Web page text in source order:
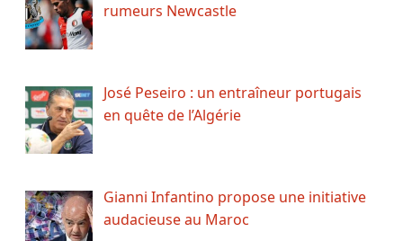
rumeurs Newcastle
José Peseiro : un entraîneur portugais
en quête de l’Algérie
Gianni Infantino propose une initiative
audacieuse au Maroc